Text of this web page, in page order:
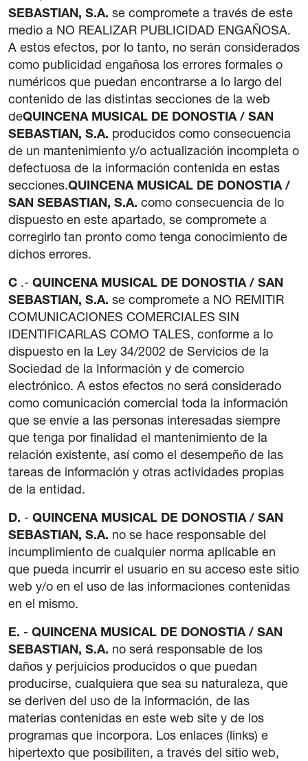
SEBASTIAN, S.A. se compromete a través de este
medio a NO REALIZAR PUBLICIDAD ENGAÑOSA.
A estos efectos, por lo tanto, no serán considerados
como publicidad engañosa los errores formales o
numéricos que puedan encontrarse a lo largo del
contenido de las distintas secciones de la web
deQUINCENA MUSICAL DE DONOSTIA / SAN
SEBASTIAN, S.A. producidos como consecuencia
de un mantenimiento y/o actualización incompleta o
defectuosa de la información contenida en estas
secciones.QUINCENA MUSICAL DE DONOSTIA /
SAN SEBASTIAN, S.A. como consecuencia de lo
dispuesto en este apartado, se compromete a
corregirlo tan pronto como tenga conocimiento de
dichos errores.
C .- QUINCENA MUSICAL DE DONOSTIA / SAN
SEBASTIAN, S.A. se compromete a NO REMITIR
COMUNICACIONES COMERCIALES SIN
IDENTIFICARLAS COMO TALES, conforme a lo
dispuesto en la Ley 34/2002 de Servicios de la
Sociedad de la Información y de comercio
electrónico. A estos efectos no será considerado
como comunicación comercial toda la información
que se envíe a las personas interesadas siempre
que tenga por finalidad el mantenimiento de la
relación existente, así como el desempeño de las
tareas de información y otras actividades propias
de la entidad.
D. - QUINCENA MUSICAL DE DONOSTIA / SAN
SEBASTIAN, S.A. no se hace responsable del
incumplimiento de cualquier norma aplicable en
que pueda incurrir el usuario en su acceso este sitio
web y/o en el uso de las informaciones contenidas
en el mismo.
E. - QUINCENA MUSICAL DE DONOSTIA / SAN
SEBASTIAN, S.A. no será responsable de los
daños y perjuicios producidos o que puedan
producirse, cualquiera que sea su naturaleza, que
se deriven del uso de la información, de las
materias contenidas en este web site y de los
programas que incorpora. Los enlaces (links) e
hipertexto que posibiliten, a través del sitio web,